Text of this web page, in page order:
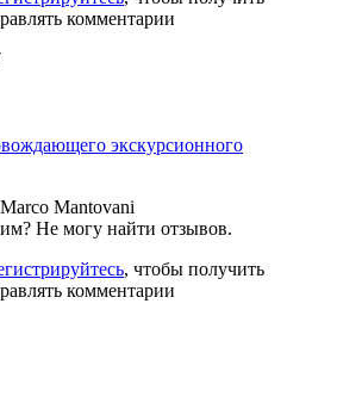
комментарии
экскурсионного
Mantovani
Не могу найти отзывов.
, чтобы получить
комментарии